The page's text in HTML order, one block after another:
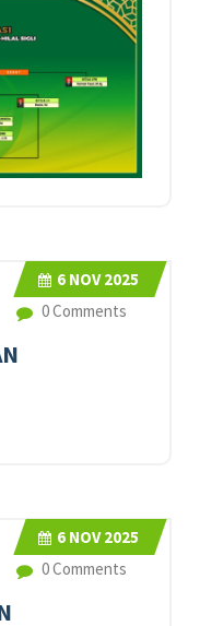
6 NOV 2025
0 Comments
6 NOV 2025
0 Comments